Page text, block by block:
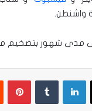
واشنطن.
مدى شهور بتضخيم
‫X لينكدإن